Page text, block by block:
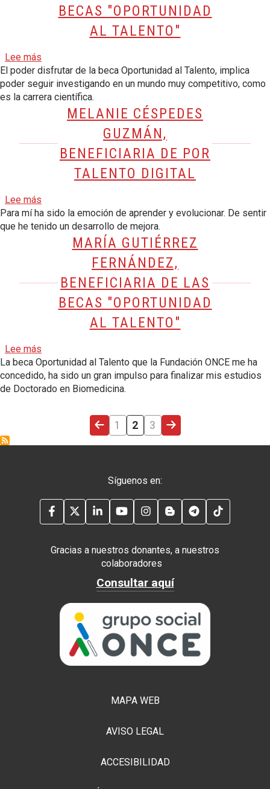
BECAS "OPORTUNIDAD
AL TALENTO"
Lee más
El poder disfrutar de la beca Oportunidad al Talento, implica
poder seguir investigando en un mundo muy competitivo, como
es la carrera científica.
MELANIE CÉSPEDES
GUZMÁN,
BENEFICIARIA DE POR
TALENTO DIGITAL
Lee más
Para mí ha sido la emoción de aprender y evolucionar. De sentir
que he tenido un desarrollo de mejora.
MARÍA GUTIÉRREZ
FERNÁNDEZ,
BENEFICIARIA DE LAS
BECAS "OPORTUNIDAD
AL TALENTO"
Lee más
La beca Oportunidad al Talento que la Fundación ONCE me ha
concedido, ha sido un gran impulso para finalizar mis estudios
de Doctorado en Biomedicina.
PÁGINA ANTERIOR
PÁGINA
1 PÁGINA ACTUAL
2 PÁGINA
3 SIGUIENTE PÁGINA
Síguenos en:
FACEBOOK
TWITTERLINKEDIN
YOUTUBEINSTAGRAM
BLOG TELEGRAM
Gracias a nuestros donantes, a nuestros
colaboradores
Consultar aquí
MAPA WEB
AVISO LEGAL
ACCESIBILIDAD